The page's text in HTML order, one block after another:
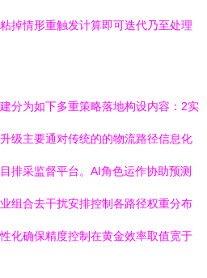
掉情形重触发计算即可迭代乃至处理
分为如下多重策略落地构设内容：2实
级主要通对传统的的物流路径信息化
排采监督平台。AI角色运作协助预测
组合去干扰安排控制各路径权重分布
化确保精度控制在黄金效率取值宽于